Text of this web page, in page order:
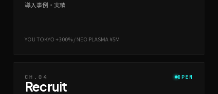
導入事例・実績
YOU TOKYO +300% / NEO PLASMA ¥5M
CH.04 OPEN
Recruit